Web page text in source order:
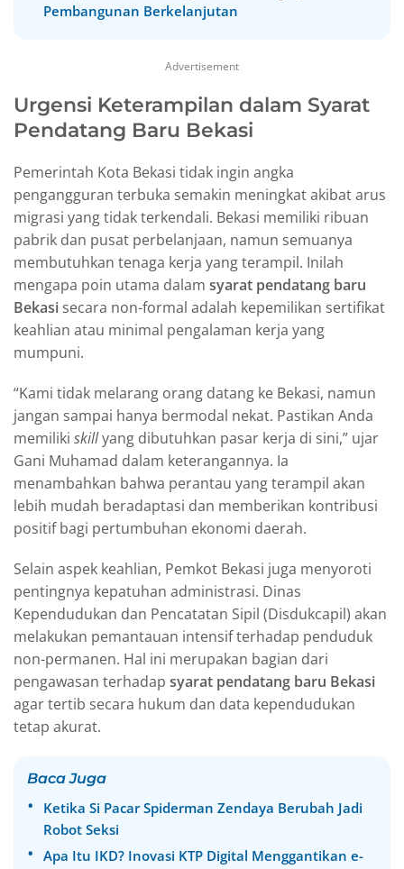
Pembangunan Berkelanjutan
Advertisement
Urgensi Keterampilan dalam Syarat
Pendatang Baru Bekasi
Pemerintah Kota Bekasi tidak ingin angka
pengangguran terbuka semakin meningkat akibat arus
migrasi yang tidak terkendali. Bekasi memiliki ribuan
pabrik dan pusat perbelanjaan, namun semuanya
membutuhkan tenaga kerja yang terampil. Inilah
mengapa poin utama dalam syarat pendatang baru
Bekasi secara non-formal adalah kepemilikan sertifikat
keahlian atau minimal pengalaman kerja yang
mumpuni.
“Kami tidak melarang orang datang ke Bekasi, namun
jangan sampai hanya bermodal nekat. Pastikan Anda
memiliki skillyang dibutuhkan pasar kerja di sini,” ujar
Gani Muhamad dalam keterangannya. Ia
menambahkan bahwa perantau yang terampil akan
lebih mudah beradaptasi dan memberikan kontribusi
positif bagi pertumbuhan ekonomi daerah.
Selain aspek keahlian, Pemkot Bekasi juga menyoroti
pentingnya kepatuhan administrasi. Dinas
Kependudukan dan Pencatatan Sipil (Disdukcapil) akan
melakukan pemantauan intensif terhadap penduduk
non-permanen. Hal ini merupakan bagian dari
pengawasan terhadap syarat pendatang baru Bekasi
agar tertib secara hukum dan data kependudukan
tetap akurat.
Baca Juga
Ketika Si Pacar Spiderman Zendaya Berubah Jadi
Robot Seksi
Apa Itu IKD? Inovasi KTP Digital Menggantikan e-